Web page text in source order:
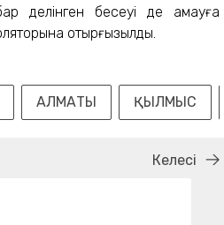
делінген бесеуі де қамауға
отырғызылды.
АЛМАТЫ ҚЫЛМЫС
Келесі